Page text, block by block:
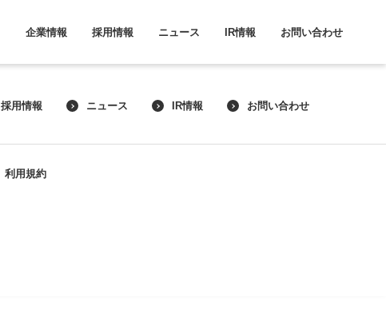
企業情報 採用情報 ニュース IR情報 お問い合わせ
採用情報 ニュース IR情報 お問い合わせ
利用規約